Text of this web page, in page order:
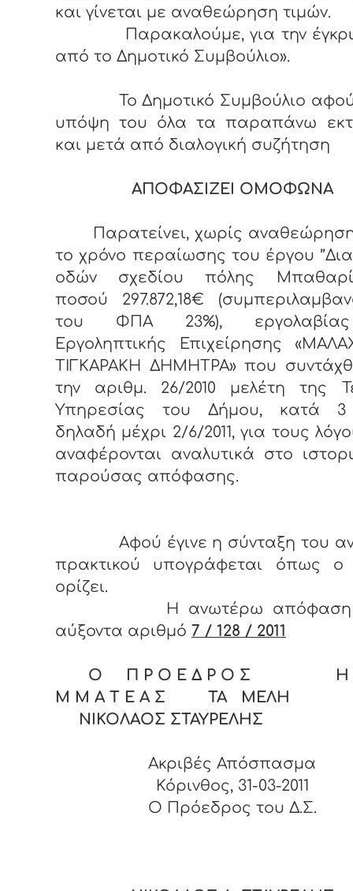
και γίνεται με αναθεώρηση τιμών.
Παρακαλούμε, για την
από το Δημοτικό Συμβούλιο».
Το Δημοτικό Συμβούλιο αφού
υπόψη του όλα τα παραπάνω
και μετά από διαλογική συζήτηση
ΑΠΟΦΑΣΙΖΕΙ ΟΜΟΦΩΝΑ
Παρατείνει, χωρίς
το χρόνο περαίωσης του έργου
οδών σχεδίου πόλης
ποσού 297.872,18€
του ΦΠΑ 23%),
Εργοληπτικής Επιχείρησης
ΤΙΓΚΑΡΑΚΗ ΔΗΜΗΤΡΑ» που
την αριθμ. 26/2010 μελέτη της
Υπηρεσίας του Δήμου, κατά 3
δηλαδή μέχρι 2/6/2011, για τους
αναφέρονται αναλυτικά στο
παρούσας απόφασης.
Αφού έγινε η σύνταξη του
πρακτικού υπογράφεται όπως ο
ορίζει.
Η ανωτέρω απόφαση
αύξοντα αριθμό 7 / 128 / 2011
Ο Π Ρ Ο Ε Δ Ρ Ο Σ Η Γ
Μ Μ Α Τ Ε Α Σ ΤΑ ΜΕΛΗ
ΝΙΚΟΛΑΟΣ ΣΤΑΥΡΕΛΗΣ
Ακριβές Απόσπασμα
Κόρινθος, 31-03-2011
O Πρόεδρος του Δ.Σ.